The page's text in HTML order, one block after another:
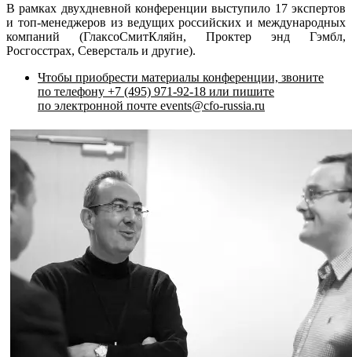
В рамках двухдневной конференции выступило 17 экспертов
и топ-менеджеров из ведущих российских и международных
компаний (ГлаксоСмитКляйн, Проктер энд Гэмбл,
Росгосстрах, Северсталь и другие).
Чтобы приобрести материалы конференции, звоните
по телефону +7 (495) 971-92-18 или пишите
по электронной почте events@cfo-russia.ru